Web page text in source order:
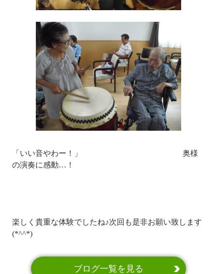
「いい音やわー！」 奥様
の演奏に感動…！
楽しく貴重な体験でしたね♪次回も是非お願い致します
(*^^*)
ブログ一覧を見る